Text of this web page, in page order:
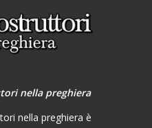
nella preghiera
nella preghiera è